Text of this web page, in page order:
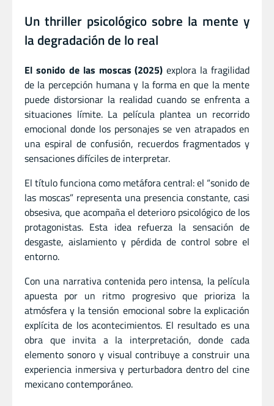
Un thriller psicológico sobre la mente y
la degradación de lo real
El sonido de las moscas (2025) explora la fragilidad
de la percepción humana y la forma en que la mente
puede distorsionar la realidad cuando se enfrenta a
situaciones límite. La película plantea un recorrido
emocional donde los personajes se ven atrapados en
una espiral de confusión, recuerdos fragmentados y
sensaciones difíciles de interpretar.
El título funciona como metáfora central: el “sonido de
las moscas” representa una presencia constante, casi
obsesiva, que acompaña el deterioro psicológico de los
protagonistas. Esta idea refuerza la sensación de
desgaste, aislamiento y pérdida de control sobre el
entorno.
Con una narrativa contenida pero intensa, la película
apuesta por un ritmo progresivo que prioriza la
atmósfera y la tensión emocional sobre la explicación
explícita de los acontecimientos. El resultado es una
obra que invita a la interpretación, donde cada
elemento sonoro y visual contribuye a construir una
experiencia inmersiva y perturbadora dentro del cine
mexicano contemporáneo.